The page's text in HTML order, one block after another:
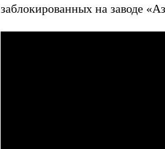
заблокированных на заводе